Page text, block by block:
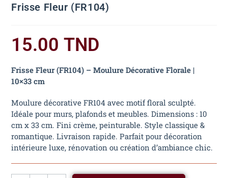
Frisse Fleur (FR104)
15.00TND
Frisse Fleur (FR104) – Moulure Décorative Florale |
10×33 cm
Moulure décorative FR104 avec motif floral sculpté.
Idéale pour murs, plafonds et meubles. Dimensions : 10
cm x 33 cm. Fini crème, peinturable. Style classique &
romantique. Livraison rapide. Parfait pour décoration
intérieure luxe, rénovation ou création d’ambiance chic.